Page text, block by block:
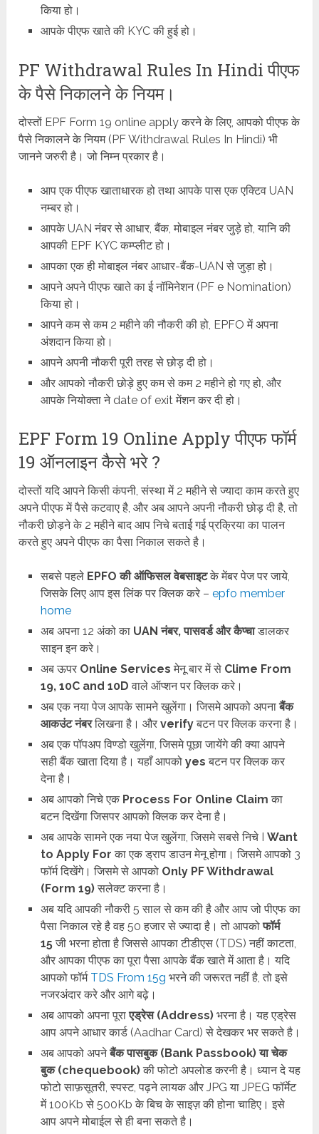
किया हो।
आपके पीएफ खाते की KYC की हुई हो।
PF Withdrawal Rules In Hindi पीएफ
के पैसे निकालने के नियम।
दोस्तों EPF Form 19 online apply करने के लिए, आपको पीएफ के
पैसे निकालने के नियम (PF Withdrawal Rules In Hindi) भी
जानने जरुरी है। जो निम्न प्रकार है।
आप एक पीएफ खाताधारक हो तथा आपके पास एक एक्टिव UAN
नम्बर हो।
आपके UAN नंबर से आधार, बैंक, मोबाइल नंबर जुड़े हो, यानि की
आपकी EPF KYC कम्प्लीट हो।
आपका एक ही मोबाइल नंबर आधार-बैंक-UAN से जुड़ा हो।
आपने अपने पीएफ खाते का ई नॉमिनेशन (PF e Nomination)
किया हो।
आपने कम से कम 2 महीने की नौकरी की हो, EPFO में अपना
अंशदान किया हो।
आपने अपनी नौकरी पूरी तरह से छोड़ दी हो।
और आपको नौकरी छोड़े हुए कम से कम 2 महीने हो गए हो, और
आपके नियोक्ता ने date of exit मेंशन कर दी हो।
EPF Form 19 Online Apply पीएफ फॉर्म
19 ऑनलाइन कैसे भरे ?
दोस्तों यदि आपने किसी कंपनी, संस्था में 2 महीने से ज्यादा काम करते हुए
अपने पीएफ में पैसे कटवाए है, और अब आपने अपनी नौकरी छोड़ दी है, तो
नौकरी छोड़ने के 2 महीने बाद आप निचे बताई गई प्रक्रिया का पालन
करते हुए अपने पीएफ का पैसा निकाल सकते है।
सबसे पहले EPFO की ऑफिसल वेबसाइटके मेंबर पेज पर जाये,
जिसके लिए आप इस लिंक पर क्लिक करे – epfo member
home
अब अपना 12 अंको का UAN नंबर, पासवर्ड और कैप्चाडालकर
साइन इन करे।
अब ऊपर Online Services मेनू बार में से Clime From
19, 10C and 10Dवाले ऑप्शन पर क्लिक करे।
अब एक नया पेज आपके सामने खुलेंगा। जिसमे आपको अपनाबैंक
आकउंट नंबरलिखना है। और verifyबटन पर क्लिक करना है।
अब एक पॉपअप विण्डो खुलेंगा, जिसमे पूछा जायेंगे की क्या आपने
सही बैंक खाता दिया है। यहाँ आपको yes बटन पर क्लिक कर
देना है।
अब आपको निचे एक Process For Online Claimका
बटन दिखेंगा जिसपर आपको क्लिक कर देना है।
अब आपके सामने एक नया पेज खुलेंगा, जिसमे सबसे निचे I Want
to Apply For का एक ड्राप डाउन मेनू होगा। जिसमे आपको 3
फॉर्म दिखेंगे। जिसमे से आपको Only PF Withdrawal
(Form 19)सलेक्ट करना है।
अब यदि आपकी नौकरी 5 साल से कम की है और आप जो पीएफ का
पैसा निकाल रहे है वह 50 हजार से ज्यादा है। तो आपकोफॉर्म
15जी भरना होता है जिससे आपका टीडीएस (TDS) नहीं काटता,
और आपका पीएफ का पूरा पैसा आपके बैंक खाते में आता है। यदि
आपको फॉर्म TDS From 15g भरने की जरूरत नहीं है, तो इसे
नजरअंदार करे और आगे बढ़े।
अब आपको अपना पूराएड्रेस (Address)भरना है। यह एड्रेस
आप अपने आधार कार्ड (Aadhar Card) से देखकर भर सकते है।
अब आपको अपनेबैंक पासबुक (Bank Passbook) या चेक
बुक (chequebook‍)की फोटो अपलोड करनी है। ध्यान दे यह
फोटो साफ़सूतरी, स्पस्ट, पढ़ने लायक और JPG या JPEG फॉर्मेट
में 100Kb से 500Kb के बिच के साइज़ की होना चाहिए। इसे
आप अपने मोबाईल से ही बना सकते है।